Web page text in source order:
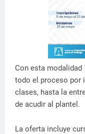
Con esta
todo el proceso por
clases, hasta la
de acudir al plantel.
La oferta incluye